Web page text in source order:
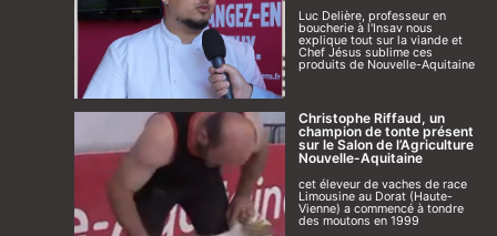
Luc Delière, professeur en
boucherie à l'Insav nous
explique tout sur la viande et
Chef Jésus sublime ces
produits de Nouvelle-Aquitaine
Christophe Riffaud, un
champion de tonte présent
sur le Salon de l’Agriculture
Nouvelle-Aquitaine
cet éleveur de vaches de race
Limousine au Dorat (Haute-
Vienne) a commencé à tondre
des moutons en 1999